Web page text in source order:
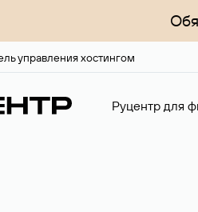
управления хостингом
Руцентр для